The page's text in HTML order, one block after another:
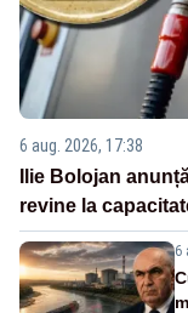
6 aug. 2026, 17:38
Ilie Bolojan
revine la
6